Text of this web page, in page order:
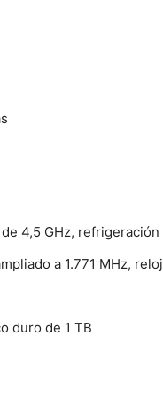
4,5 GHz,
a 1.771 MHz,
duro de 1 TB